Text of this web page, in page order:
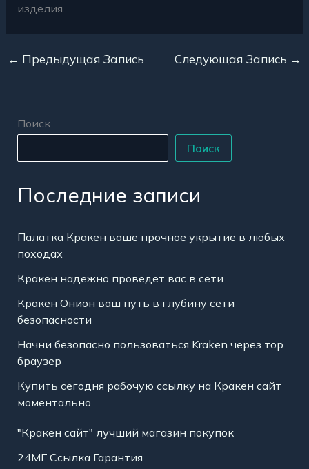
изделия.
← Предыдущая Запись Следующая Запись →
Поиск
Поиск
Последние записи
Палатка Кракен ваше прочное укрытие в любых
походах
Кракен надежно проведет вас в сети
Кракен Онион ваш путь в глубину сети
безопасности
Начни безопасно пользоваться Kraken через тор
браузер
Купить сегодня рабочую ссылку на Кракен сайт
моментально
"Кракен сайт" лучший магазин покупок
24МГ Ссылка Гарантия